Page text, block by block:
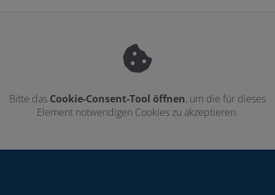
Bitte das Cookie-Consent-Tool öffnen, um die für dieses
Element notwendigen Cookies zu akzeptieren.